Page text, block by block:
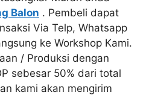
Balon . Pembeli dapat
Via Telp, Whatsapp
ke Workshop Kami.
/ Produksi dengan
sebesar 50% dari total
kami akan mengirim